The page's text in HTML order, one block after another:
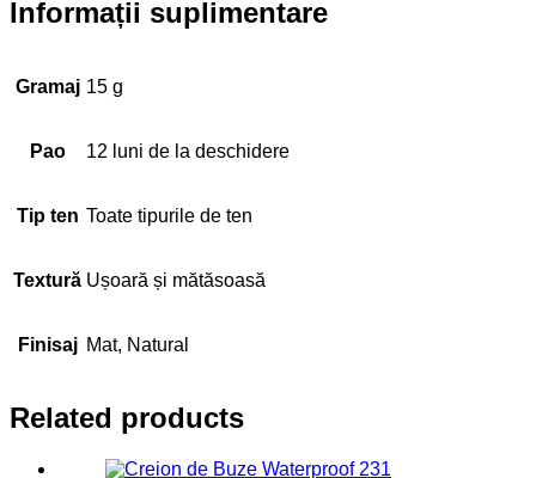
Informații suplimentare
Gramaj 15 g
Pao 12 luni de la deschidere
Tip ten Toate tipurile de ten
Textură Ușoară și mătăsoasă
Finisaj Mat, Natural
Related products